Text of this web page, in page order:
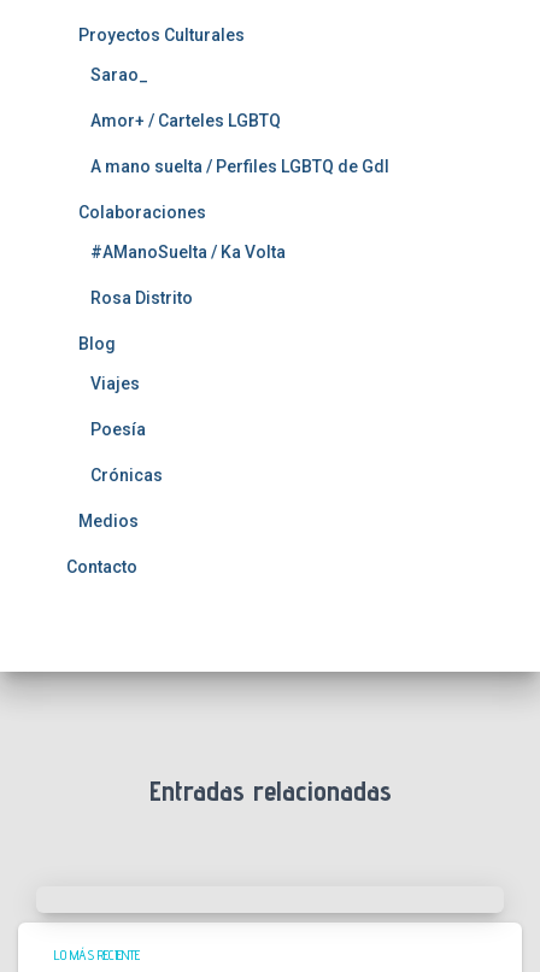
Proyectos Culturales
Sarao_
Amor+ / Carteles LGBTQ
A mano suelta / Perfiles LGBTQ de Gdl
Colaboraciones
#AManoSuelta / Ka Volta
Rosa Distrito
Blog
Viajes
Poesía
Crónicas
Medios
Contacto
Entradas relacionadas
LO MÁS RECIENTE